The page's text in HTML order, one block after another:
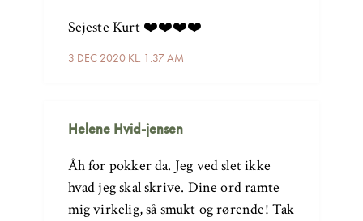
3 DEC 2020 KL. 1:37 AM
Sejeste Kurt ❤️❤️❤️❤️
Helene Hvid-jensen
Åh for pokker da. Jeg ved slet ikke
hvad jeg skal skrive. Dine ord ramte
mig virkelig, så smukt og rørende! Tak